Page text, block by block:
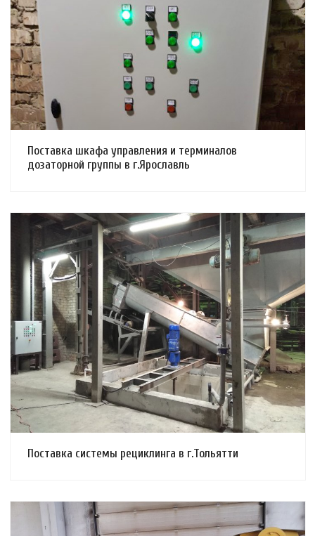
Смотреть проект
Поставка шкафа управления и терминалов
дозаторной группы в г.Ярославль
Смотреть проект
Поставка системы рециклинга в г.Тольятти